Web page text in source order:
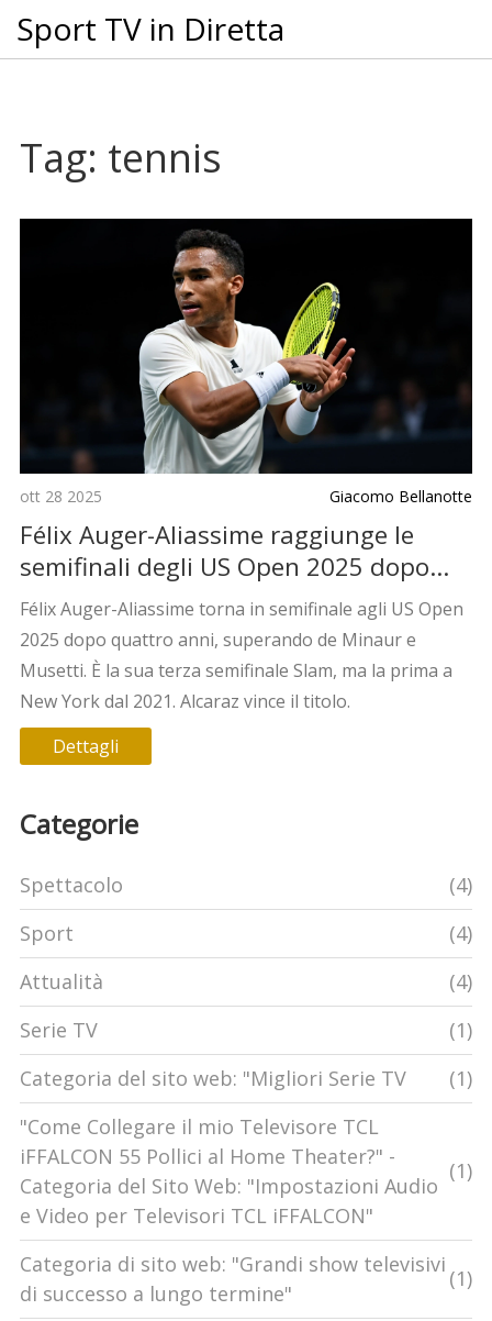
Sport TV in Diretta
Tag: tennis
ott 28 2025 Giacomo Bellanotte
Félix Auger-Aliassime raggiunge le
semifinali degli US Open 2025 dopo
quattro anni
Félix Auger-Aliassime torna in semifinale agli US Open
2025 dopo quattro anni, superando de Minaur e
Musetti. È la sua terza semifinale Slam, ma la prima a
New York dal 2021. Alcaraz vince il titolo.
Dettagli
Categorie
Spettacolo
(4)
Sport
(4)
Attualità
(4)
Serie TV
(1)
Categoria del sito web: "Migliori Serie TV
(1)
"Come Collegare il mio Televisore TCL
iFFALCON 55 Pollici al Home Theater?" -
Categoria del Sito Web: "Impostazioni Audio
e Video per Televisori TCL iFFALCON"
(1)
Categoria di sito web: "Grandi show televisivi
di successo a lungo termine"
(1)